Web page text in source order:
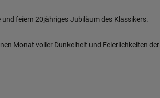
feiern 20jähriges Jubiläum des Klassikers.
Monat voller Dunkelheit und Feierlichkeiten der